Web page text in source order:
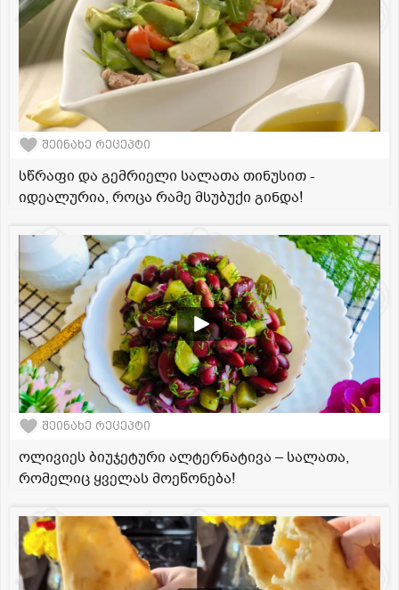
შეინახე რეცეპტი
სწრაფი და გემრიელი სალათა თინუსით -
იდეალურია, როცა რამე მსუბუქი გინდა!
შეინახე რეცეპტი
ოლივიეს ბიუჯეტური ალტერნატივა – სალათა,
რომელიც ყველას მოეწონება!